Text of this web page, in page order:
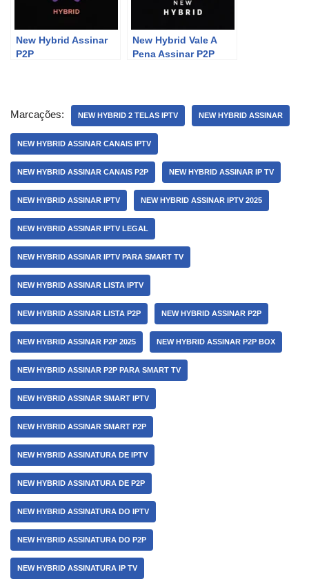
New Hybrid Assinar
P2P
New Hybrid Vale A
Pena Assinar P2P
Marcações: NEW HYBRID 2 TELAS IPTV NEW HYBRID ASSINAR
NEW HYBRID ASSINAR CANAIS IPTV
NEW HYBRID ASSINAR CANAIS P2P NEW HYBRID ASSINAR IP TV
NEW HYBRID ASSINAR IPTV NEW HYBRID ASSINAR IPTV 2025
NEW HYBRID ASSINAR IPTV LEGAL
NEW HYBRID ASSINAR IPTV PARA SMART TV
NEW HYBRID ASSINAR LISTA IPTV
NEW HYBRID ASSINAR LISTA P2P NEW HYBRID ASSINAR P2P
NEW HYBRID ASSINAR P2P 2025 NEW HYBRID ASSINAR P2P BOX
NEW HYBRID ASSINAR P2P PARA SMART TV
NEW HYBRID ASSINAR SMART IPTV
NEW HYBRID ASSINAR SMART P2P
NEW HYBRID ASSINATURA DE IPTV
NEW HYBRID ASSINATURA DE P2P
NEW HYBRID ASSINATURA DO IPTV
NEW HYBRID ASSINATURA DO P2P
NEW HYBRID ASSINATURA IP TV